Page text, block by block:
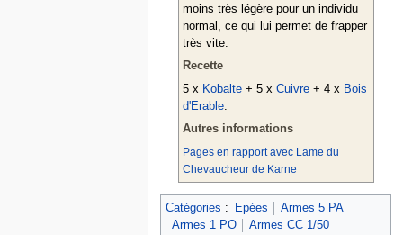
moins très légère pour un individu
normal, ce qui lui permet de frapper
très vite.
Recette
5 x Kobalte+ 5 x Cuivre+ 4 x Bois
d'Erable.
Autres informations
Pages en rapport avec Lame du
Chevaucheur de Karne
Catégories : Epées
Armes 5 PA
Armes 1 PO
Armes CC 1/50